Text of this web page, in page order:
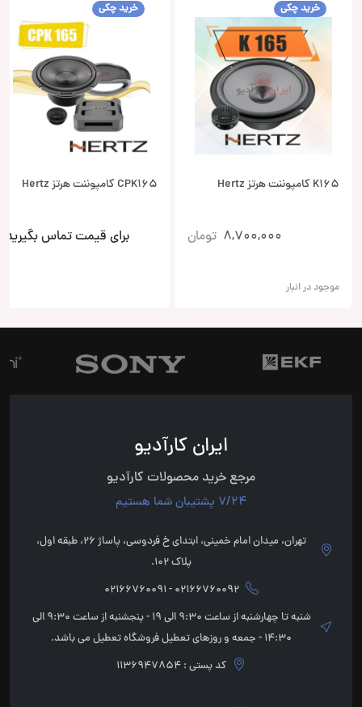
خرید چکی
K165 کامپوننت هرتز Hertz
8,700,000 تومان
موجود در انبار
خرید چکی
CPK165 کامپوننت هرتز Hertz
برای قیمت تماس بگیرید
ایران کارآدیو
مرجع خرید محصولات کارآدیو
7/24 پشتیبان شما هستیم
تهران، میدان امام خمینی، ابتدای خ فردوسی، پاساژ 26، طبقه اول،
پلاک 102.
02166760092 - 02166760091
شنبه تا چهارشنبه از ساعت 9:30 الی 19 - پنجشنبه از ساعت 9:30 الی
14:30 - جمعه و روزهای تعطیل فروشگاه تعطیل می باشد.
کد پستی : 1136947854